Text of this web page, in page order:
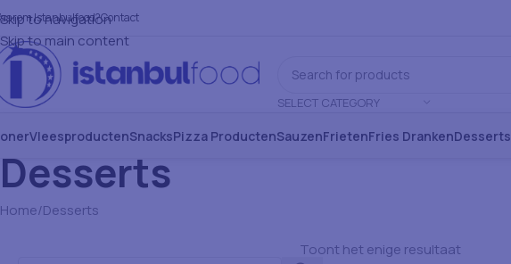
Skip to navigation
Skip to main content
Istanbulfood?Contact
SELECT CATEGORY
VleesproductenSnacksPizza ProductenSauzenFrietenFries DrankenDesserts
Desserts
Home Desserts
Toont het enige resultaat